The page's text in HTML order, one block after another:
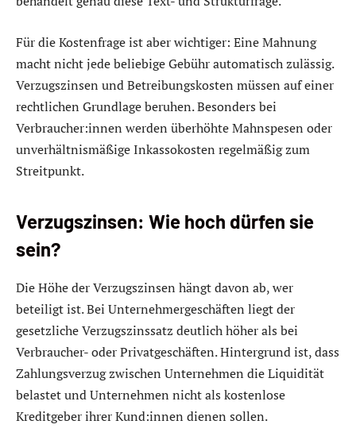
Für die Kostenfrage ist aber wichtiger: Eine Mahnung
macht nicht jede beliebige Gebühr automatisch zulässig.
Verzugszinsen und Betreibungskosten müssen auf einer
rechtlichen Grundlage beruhen. Besonders bei
Verbraucher:innen werden überhöhte Mahnspesen oder
unverhältnismäßige Inkassokosten regelmäßig zum
Streitpunkt.
Verzugszinsen: Wie hoch dürfen sie
sein?
Die Höhe der Verzugszinsen hängt davon ab, wer
beteiligt ist. Bei Unternehmergeschäften liegt der
gesetzliche Verzugszinssatz deutlich höher als bei
Verbraucher- oder Privatgeschäften. Hintergrund ist, dass
Zahlungsverzug zwischen Unternehmen die Liquidität
belastet und Unternehmen nicht als kostenlose
Kreditgeber ihrer Kund:innen dienen sollen.